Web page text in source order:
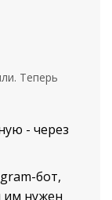
Теперь
- через
бот,
им нужен